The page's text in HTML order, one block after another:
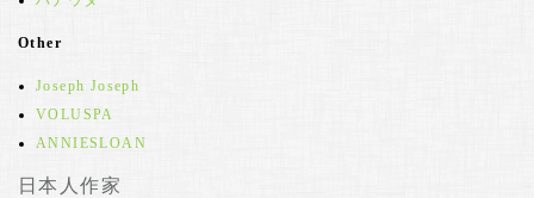
Other
Joseph Joseph
VOLUSPA
ANNIESLOAN
日本人作家